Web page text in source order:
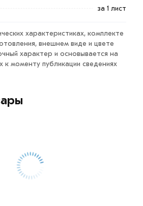
профессиональные
доставки или самовывоза.
сертифицирован,
стандартам качества. Возврат
за 1 лист
характеристиках, комплекте
внешнем виде и цвете
характер и основывается на
к моменту публикации сведениях